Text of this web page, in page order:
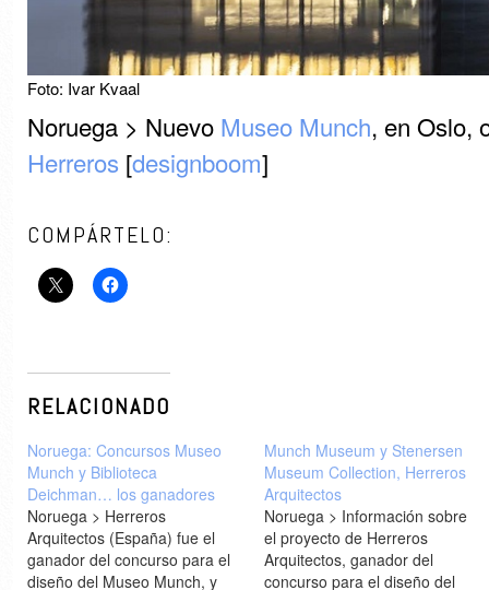
Foto: Ivar Kvaal
Noruega > Nuevo Museo Munch, en Oslo,
Herreros [designboom]
COMPÁRTELO:
RELACIONADO
Noruega: Concursos Museo
Munch y Biblioteca
Deichman… los ganadores
Noruega > Herreros
Arquitectos (España) fue el
ganador del concurso para el
diseño del Museo Munch, y
Munch Museum y Stenersen
Museum Collection, Herreros
Arquitectos
Noruega > Información sobre
el proyecto de Herreros
Arquitectos, ganador del
concurso para el diseño del